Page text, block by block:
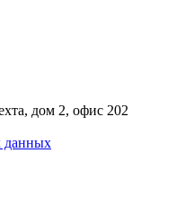
дом 2, офис 202
данных